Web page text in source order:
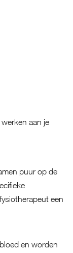
aan je
puur op de
een
en worden